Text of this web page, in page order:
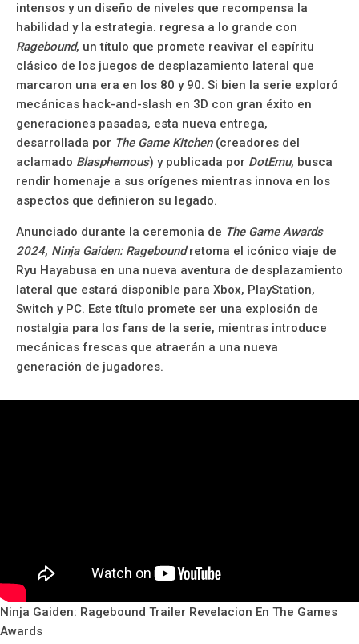
intensos y un diseño de niveles que recompensa la
habilidad y la estrategia. regresa a lo grande con
Ragebound, un título que promete reavivar el espíritu
clásico de los juegos de desplazamiento lateral que
marcaron una era en los 80 y 90. Si bien la serie exploró
mecánicas hack-and-slash en 3D con gran éxito en
generaciones pasadas, esta nueva entrega,
desarrollada por The Game Kitchen(creadores del
aclamado Blasphemous) y publicada por DotEmu, busca
rendir homenaje a sus orígenes mientras innova en los
aspectos que definieron su legado.
Anunciado durante la ceremonia de The Game Awards
2024, Ninja Gaiden: Rageboundretoma el icónico viaje de
Ryu Hayabusa en una nueva aventura de desplazamiento
lateral que estará disponible para Xbox, PlayStation,
Switch y PC. Este título promete ser una explosión de
nostalgia para los fans de la serie, mientras introduce
mecánicas frescas que atraerán a una nueva
generación de jugadores.
Ninja Gaiden: Ragebound Trailer Revelacion En The Games
Awards